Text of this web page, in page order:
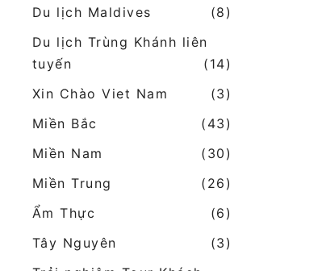
Du lịch Maldives
(8)
Du lịch Trùng Khánh liên
tuyến
(14)
Xin Chào Viet Nam
(3)
Miền Bắc
(43)
Miền Nam
(30)
Miền Trung
(26)
Ẩm Thực
(6)
Tây Nguyên
(3)